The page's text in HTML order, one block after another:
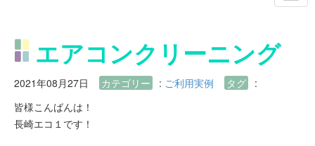
エアコンクリーニング
2021年08月27日 カテゴリー : ご利用実例 タグ
:
皆様こんばんは！
長崎エコ１です！